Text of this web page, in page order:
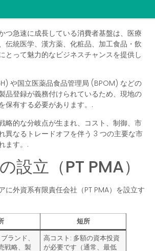
つ急速に成長している消費者基盤は、医療
伝統医学、漢方薬、化粧品、加工食品・飲
とって魅力的なビジネスチャンスを提供し
や国立医薬品食品管理局 (BPOM) などの
品登録が義務付けられているため、現地の
保有する必要があります。.
略的な分岐点が生まれ、コスト、制御、市
異なるトレードオフを伴う 3 つの主要な市
ます。.
設立（PT PMA）
に外資系有限責任会社（PT PMA）を設立す
短所
ブランド、
戦略、製
高コスト: 多額の資本投資
が必要です（通常、最低